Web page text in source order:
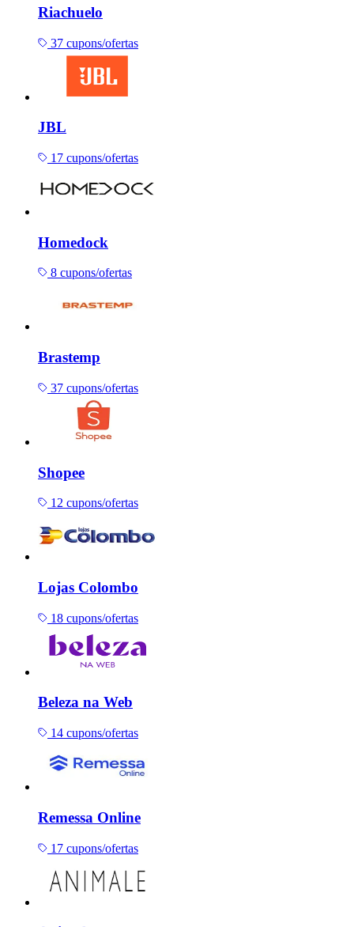
Riachuelo
37 cupons/ofertas
JBL
17 cupons/ofertas
Homedock
8 cupons/ofertas
Brastemp
37 cupons/ofertas
Shopee
12 cupons/ofertas
Lojas Colombo
18 cupons/ofertas
Beleza na Web
14 cupons/ofertas
Remessa Online
17 cupons/ofertas